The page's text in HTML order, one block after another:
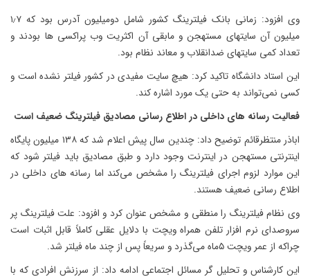
وی افزود: زمانی بانک فیلترینگ کشور شامل دومیلیون آدرس بود که ۱٫۷
میلیون آن سایتهای مستهجن و مابقی آن اکثریت وب پراکسی ها بودند و
تعداد کمی سایتهای ضدانقلاب و معاند نظام بود.
این استاد دانشگاه تاکید کرد: هیچ سایت مفیدی در کشور فیلتر نشده است و
کسی نمی‌تواند به حتی یک مورد اشاره کند.
فعالیت رسانه های داخلی در اطلاع رسانی مصادیق فیلترینگ ضعیف است
اباذر منتظرقائم توضیح داد: چندین سال پیش اعلام شد که ۱۳۸ میلیون پایگاه
اینترنتی مستهجن در اینترنت وجود دارد و طبق مصادیق باید فیلتر شود که
این موارد لزوم اجرای فیلترینگ را مشخص می‌کند اما رسانه های داخلی در
اطلاع رسانی ضعیف هستند.
وی نظام فیلترینگ را منطقی و مشخص عنوان کرد و افزود: علت فیلترینگ پر
سروصدای نرم افزار تلفن همراه ویچت با دلایل عقلی کاملاً قابل اثبات است
چراکه از عمر ویچت ۵ماه می‌گذرد و سریعاً پس از چند ماه فیلتر شد.
این کارشناس و تحلیل گر مسائل اجتماعی ادامه داد: از سرزنش افرادی که با